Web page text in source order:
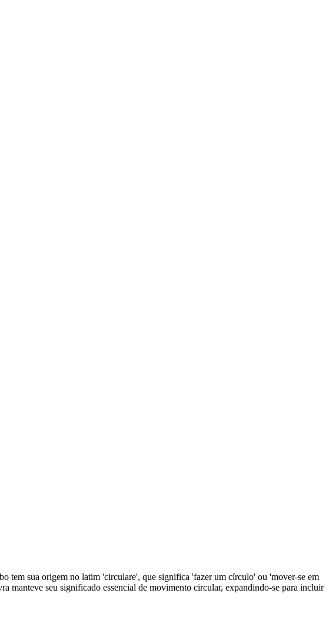
tem sua origem no latim 'circulare', que significa 'fazer um círculo' ou 'mover-se em
manteve seu significado essencial de movimento circular, expandindo-se para incluir